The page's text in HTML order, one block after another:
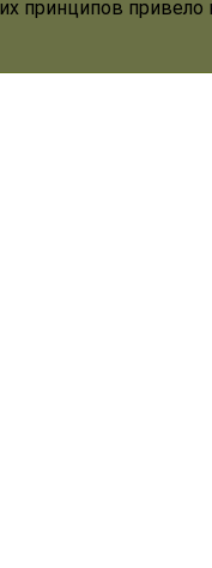
принципов